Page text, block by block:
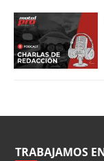
TRABAJAMOS